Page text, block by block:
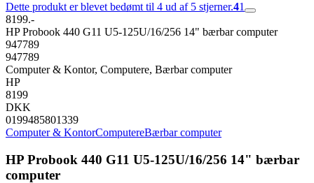
Dette produkt er blevet bedømt til 4 ud af 5 stjerner.41
8199.-
HP Probook 440 G11 U5-125U/16/256 14" bærbar computer
947789
947789
Computer & Kontor, Computere, Bærbar computer
HP
8199
DKK
0199485801339
Computer & KontorComputereBærbar computer
HP Probook 440 G11 U5-125U/16/256 14" bærbar
computer